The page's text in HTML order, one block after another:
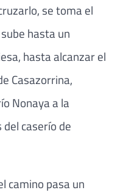
se toma el
hasta un
hasta alcanzar el
Casazorrina,
Nonaya a la
caserío de
camino pasa un